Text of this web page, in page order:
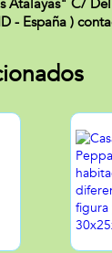
Atalayas" C/
- España )